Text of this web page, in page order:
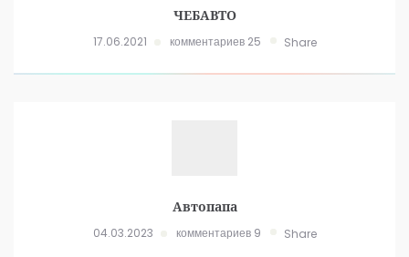
ЧЕБАВТО
17.06.2021 комментариев 25 Share
Автопапа
04.03.2023 комментариев 9 Share